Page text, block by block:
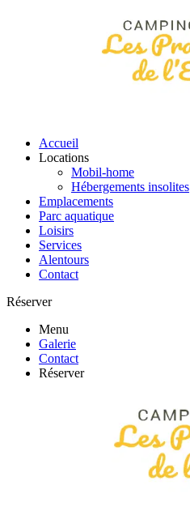
Accueil
Locations
Mobil-home
Hébergements insolites
Emplacements
Parc aquatique
Loisirs
Services
Alentours
Contact
Réserver
Menu
Galerie
Contact
Réserver